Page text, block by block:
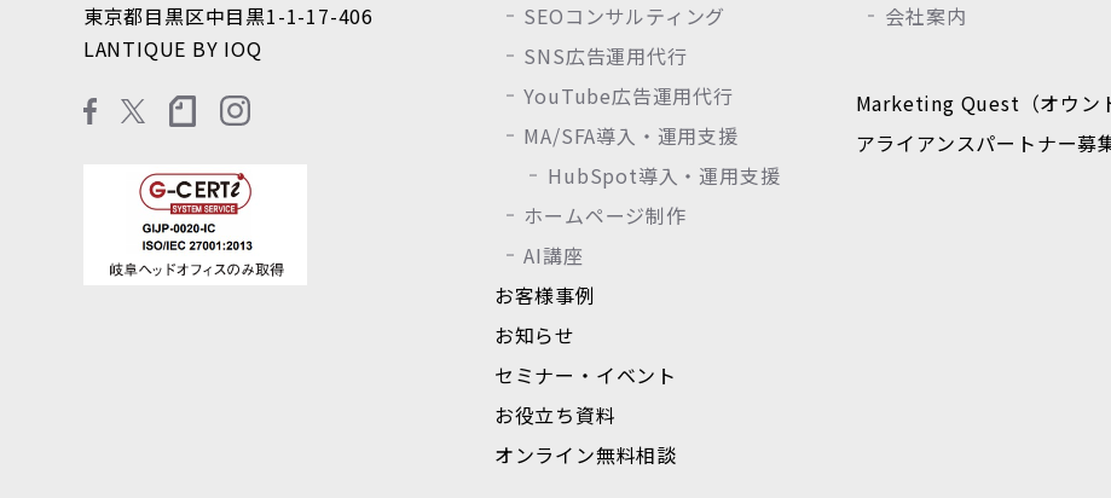
東京都目黒区中目黒1-1-17-406
LANTIQUE BY IOQ
SEOコンサルティング
SNS広告運用代行
YouTube広告運用代行
MA/SFA導入・運用支援
HubSpot導入・運用支援
ホームページ制作
AI講座
お客様事例
お知らせ
セミナー・イベント
お役立ち資料
オンライン無料相談
会社案内
Marketing Quest（オウン
アライアンスパートナー募